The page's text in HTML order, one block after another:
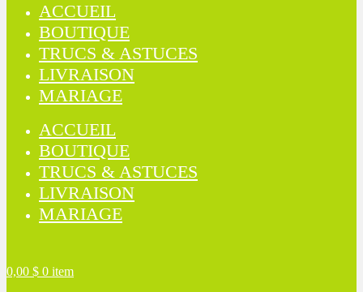
ACCUEIL
BOUTIQUE
TRUCS & ASTUCES
LIVRAISON
MARIAGE
ACCUEIL
BOUTIQUE
TRUCS & ASTUCES
LIVRAISON
MARIAGE
0,00 $ 0 item